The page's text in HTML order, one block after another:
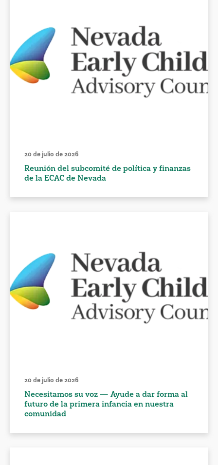
20 de julio de 2026
Reunión del subcomité de política y finanzas
de la ECAC de Nevada
20 de julio de 2026
Necesitamos su voz — Ayude a dar forma al
futuro de la primera infancia en nuestra
comunidad